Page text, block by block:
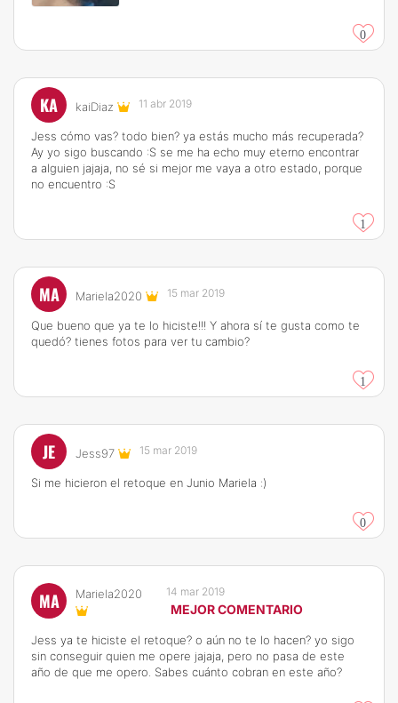
0
KA kaiDiaz 11 abr 2019
Jess cómo vas? todo bien? ya estás mucho más recuperada?
Ay yo sigo buscando :S se me ha echo muy eterno encontrar
a alguien jajaja, no sé si mejor me vaya a otro estado, porque
no encuentro :S
1
MA Mariela2020 15 mar 2019
Que bueno que ya te lo hiciste!!! Y ahora sí te gusta como te
quedó? tienes fotos para ver tu cambio?
1
JE Jess97 15 mar 2019
Si me hicieron el retoque en Junio Mariela :)
0
MA Mariela2020 14 mar 2019
MEJOR COMENTARIO
Jess ya te hiciste el retoque? o aún no te lo hacen? yo sigo
sin conseguir quien me opere jajaja, pero no pasa de este
año de que me opero. Sabes cuánto cobran en este año?